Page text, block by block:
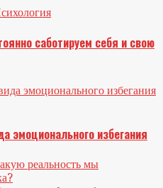
саботируем себя и свою
эмоционального избегания